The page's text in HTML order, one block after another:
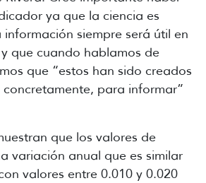
ya que la ciencia es
siempre será útil en
que cuando hablamos de
que “estos han sido creados
para informar”
que los valores de
variación anual que es similar
valores entre 0.010 y 0.020